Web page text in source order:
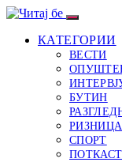
КАТЕГОРИИ
ВЕСТИ
БУТИН
РИЗНИЦА
СПОРТ
ПОТКАСТ